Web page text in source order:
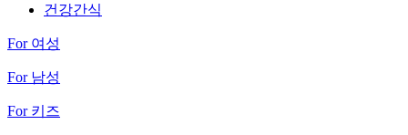
건강간식
For 여성
For 남성
For 키즈